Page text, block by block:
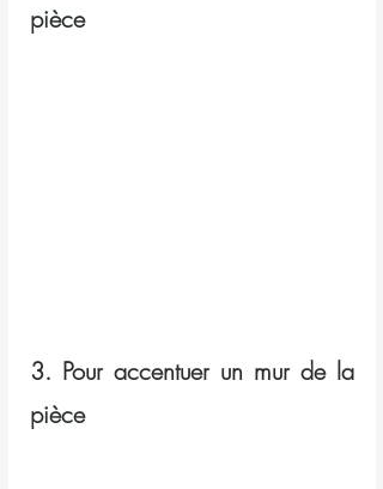
pièce
3. Pour accentuer un mur de la
pièce